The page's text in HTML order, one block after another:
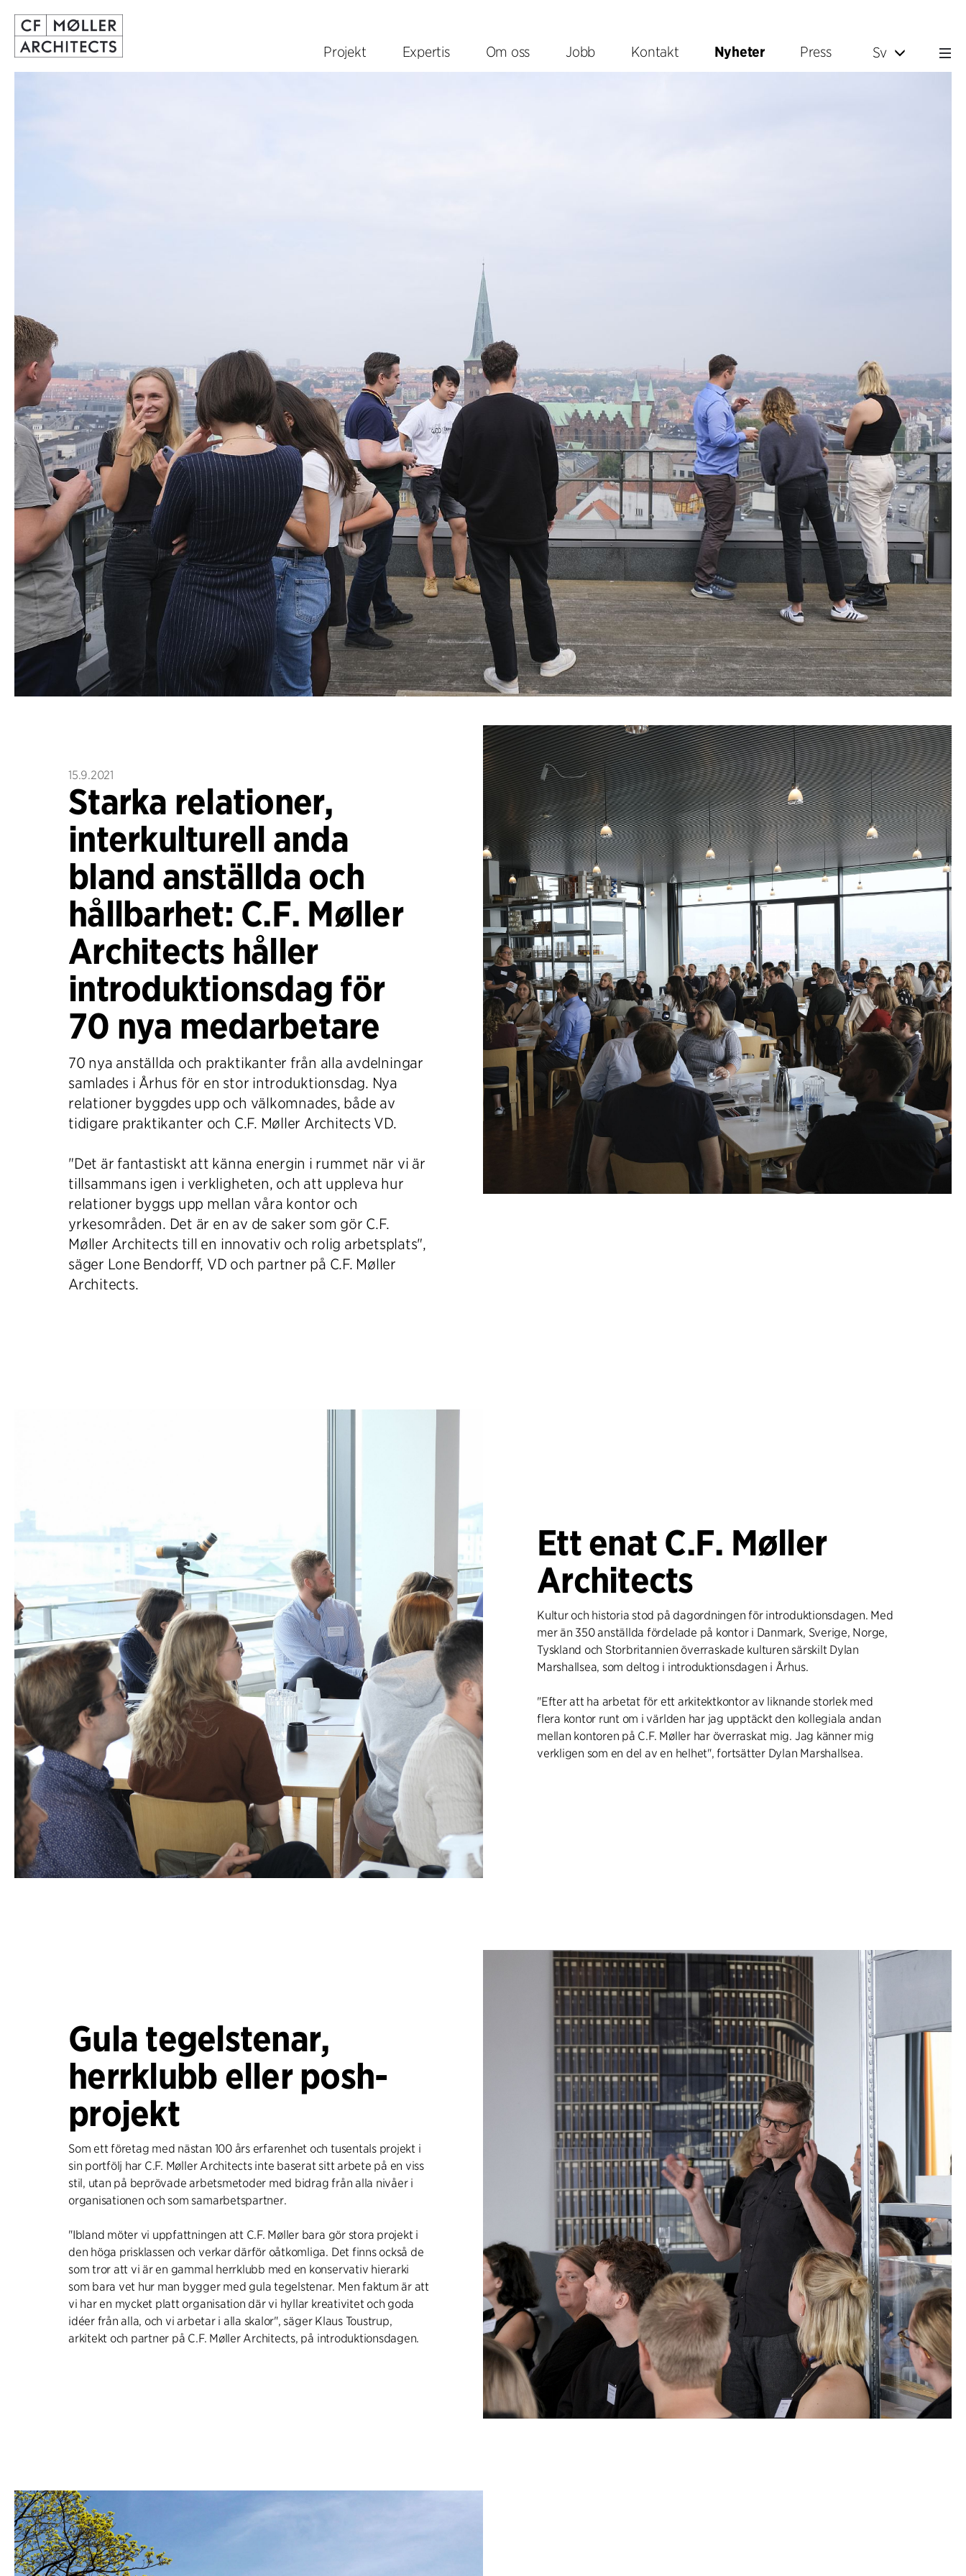
Projekt Expertis Om oss Jobb Kontakt Nyheter Press Sv
15.9.2021
Starka relationer,
interkulturell anda
bland anställda och
hållbarhet: C.F. Møller
Architects håller
introduktionsdag för
70 nya medarbetare
70 nya anställda och praktikanter från alla avdelningar
samlades i Århus för en stor introduktionsdag. Nya
relationer byggdes upp och välkomnades, både av
tidigare praktikanter och C.F. Møller Architects VD.
"Det är fantastiskt att känna energin i rummet när vi är
tillsammans igen i verkligheten, och att uppleva hur
relationer byggs upp mellan våra kontor och
yrkesområden. Det är en av de saker som gör C.F.
Møller Architects till en innovativ och rolig arbetsplats",
säger Lone Bendorff, VD och partner på C.F. Møller
Architects.
Ett enat C.F. Møller
Architects
Kultur och historia stod på dagordningen för introduktionsdagen. Med
mer än 350 anställda fördelade på kontor i Danmark, Sverige, Norge,
Tyskland och Storbritannien överraskade kulturen särskilt Dylan
Marshallsea, som deltog i introduktionsdagen i Århus.
"Efter att ha arbetat för ett arkitektkontor av liknande storlek med
flera kontor runt om i världen har jag upptäckt den kollegiala andan
mellan kontoren på C.F. Møller har överraskat mig. Jag känner mig
verkligen som en del av en helhet", fortsätter Dylan Marshallsea.
Gula tegelstenar,
herrklubb eller posh-
projekt
Som ett företag med nästan 100 års erfarenhet och tusentals projekt i
sin portfölj har C.F. Møller Architects inte baserat sitt arbete på en viss
stil, utan på beprövade arbetsmetoder med bidrag från alla nivåer i
organisationen och som samarbetspartner.
"Ibland möter vi uppfattningen att C.F. Møller bara gör stora projekt i
den höga prisklassen och verkar därför oåtkomliga. Det finns också de
som tror att vi är en gammal herrklubb med en konservativ hierarki
som bara vet hur man bygger med gula tegelstenar. Men faktum är att
vi har en mycket platt organisation där vi hyllar kreativitet och goda
idéer från alla, och vi arbetar i alla skalor", säger Klaus Toustrup,
arkitekt och partner på C.F. Møller Architects, på introduktionsdagen.